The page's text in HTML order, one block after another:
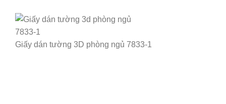
Giấy dán tường 3D phòng ngủ 7833-1